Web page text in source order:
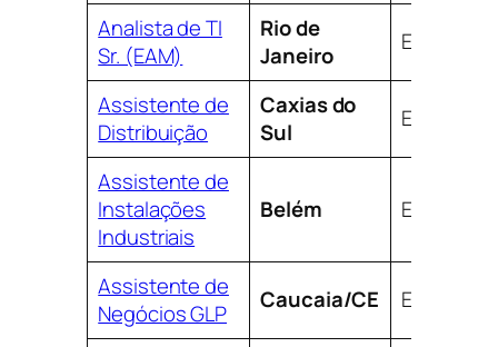
Analista de TI
Sr. (EAM)
Rio de
Janeiro
Efetivo
Assistente de
Distribuição
Caxias do
Sul
Efetivo
Assistente de
Instalações
Industriais
Belém Efetivo
Assistente de
Negócios GLP
Caucaia/CE Efetivo